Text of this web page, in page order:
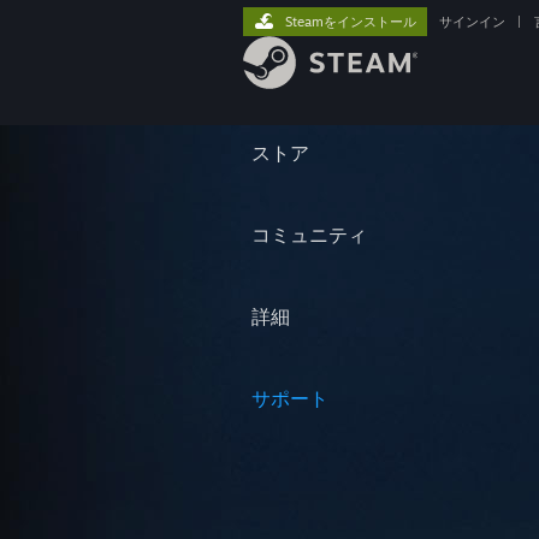
ストア
コミュニティ
詳細
サポート
Steamをインストール サインイン